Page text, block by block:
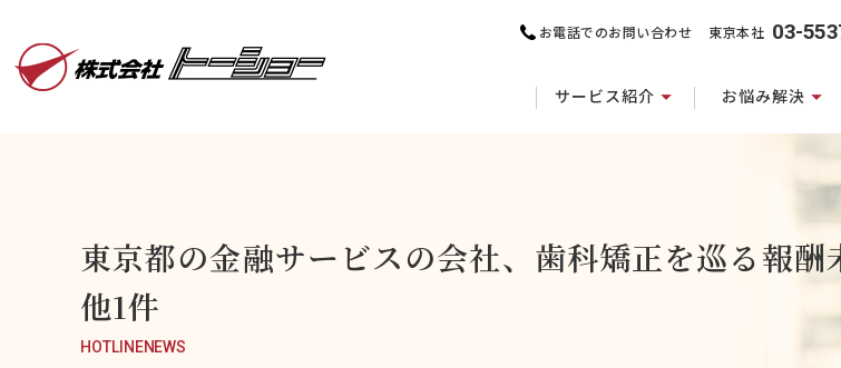
お電話でのお問い合わせ 東京本社 03-
サービス紹介 お悩み解決
東京都の金融サービスの会社、歯科矯正を巡る報
他1件
HOTLINENEWS